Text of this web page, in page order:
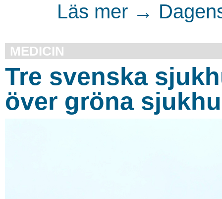
Läs mer →
MEDICIN
Tre svenska
över gröna